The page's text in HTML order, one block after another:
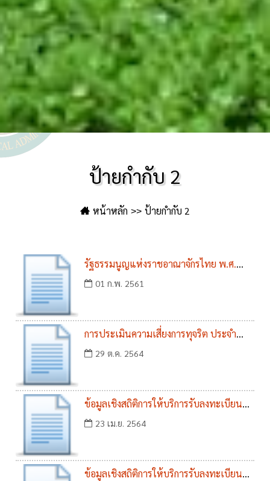
ป้ายกำกับ 2
หน้าหลัก ป้ายกำกับ 2
รัฐธรรมนูญแห่งราชอาณาจักรไทย พ.ศ.
256001 ก.พ. 2561
การประเมินความเสี่ยงการทุจริต ประจำ
ปีงบประมาณ พ.ศ. 2565
29 ต.ค. 2564
ข้อมูลเชิงสถิติการให้บริการรับลงทะเบียน
โครงการขอรับเงินอุดหนุนเพื่อการเลี้ยงดูเด็ก
รอบ 6 เดือนแรก (ต.ค. 63 - มี.ค. 64)
23 เม.ย. 2564
ข้อมูลเชิงสถิติการให้บริการรับลงทะเบียน